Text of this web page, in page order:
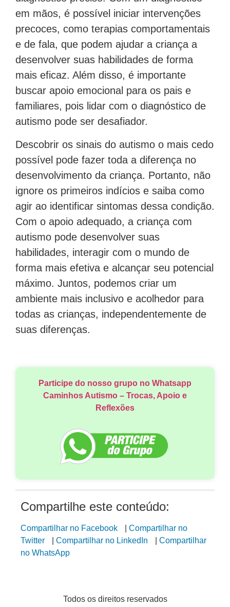
em mãos, é possível iniciar intervenções
precoces, como terapias comportamentais
e de fala, que podem ajudar a criança a
desenvolver suas habilidades de forma
mais eficaz. Além disso, é importante
buscar apoio emocional para os pais e
familiares, pois lidar com o diagnóstico de
autismo pode ser desafiador.
Descobrir os sinais do autismo o mais cedo
possível pode fazer toda a diferença no
desenvolvimento da criança. Portanto, não
ignore os primeiros indícios e saiba como
agir ao identificar sintomas dessa condição.
Com o apoio adequado, a criança com
autismo pode desenvolver suas
habilidades, interagir com o mundo de
forma mais efetiva e alcançar seu potencial
máximo. Juntos, podemos criar um
ambiente mais inclusivo e acolhedor para
todas as crianças, independentemente de
suas diferenças.
Participe do nosso grupo no Whatsapp
Caminhos Autismo – Trocas, Apoio e
Reflexões
Compartilhe este conteúdo:
Compartilhar no Facebook
Compartilhar no
Twitter
Compartilhar no LinkedIn
Compartilhar
no WhatsApp
Todos os direitos reservados